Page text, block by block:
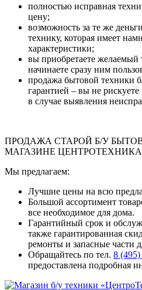
полностью исправная
цену;
возможность за те же
технику, которая имеет
характеристики;
вы приобретаете желаемый
начинаете сразу ним
продажа бытовой техники
гарантией – вы не
в случае выявления
ПРОДАЖА СТАРОЙ Б/У
МАГАЗИНЕ ЦЕНТРОТЕХНИКА
Мы предлагаем:
Лучшие цены на всю
Большой ассортимент
все необходимое для дома.
Гарантийный срок и
также гарантированная
ремонты и запасные части
Обращайтесь по тел. 8
предоставлена подробная